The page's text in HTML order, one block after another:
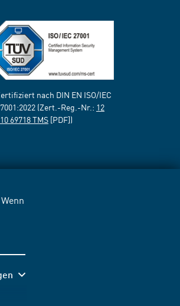
nach DIN EN ISO/IEC
(Zert.-Reg.-Nr.: 12
69718 TMS[PDF])